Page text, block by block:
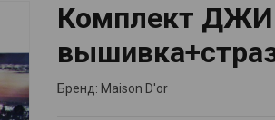
Комплект
Бренд: Maison D'or